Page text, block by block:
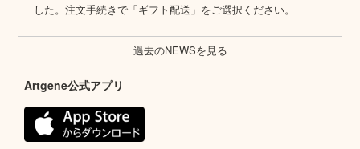
した。注文手続きで「ギフト配送」をご選択ください。
過去のNEWSを見る
Artgene公式アプリ